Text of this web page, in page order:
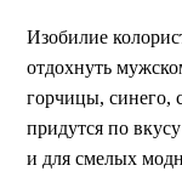
Изобилие
отдохнуть
горчицы, синего,
придутся по
и для смелых